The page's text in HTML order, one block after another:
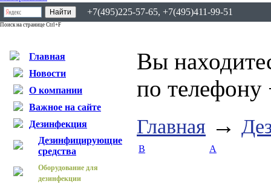
+7(495)225-57-65, +7(495)411-99-51
Поиск на странице Ctrl+F
Главная
Новости
О компании
Важное на сайте
Дезинфекция
Дезинфицирующие
средства
Оборудование для
дезинфекции
Вы
по телефону
Главная →
B А